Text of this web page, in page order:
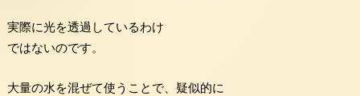
実際に光を透過しているわけ
ではないのです。
大量の水を混ぜて使うことで、疑似的に